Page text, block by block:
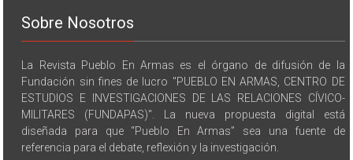
Sobre Nosotros
La Revista Pueblo En Armas es el órgano de difusión de la
Fundación sin fines de lucro "PUEBLO EN ARMAS, CENTRO DE
ESTUDIOS E INVESTIGACIONES DE LAS RELACIONES CÍVICO-
MILITARES (FUNDAPAS)". La nueva propuesta digital está
diseñada para que “Pueblo En Armas” sea una fuente de
referencia para el debate, reflexión y la investigación.